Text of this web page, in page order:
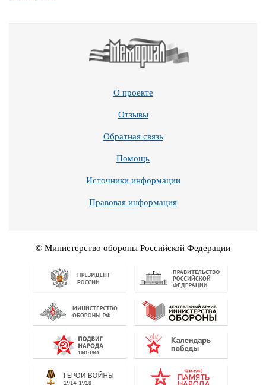
О проекте
Отзывы
Обратная связь
Помощь
Источники информации
Правовая информация
© Министерство обороны Российской Федерации